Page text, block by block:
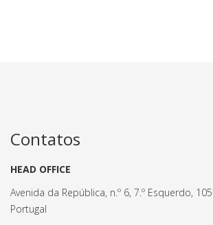
Contatos
HEAD OFFICE
Avenida da República, n.º 6, 7.º Esquerdo,
Portugal